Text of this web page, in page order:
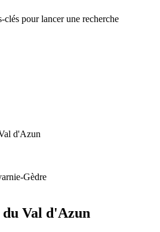
pour lancer une recherche
d'Azun
Gèdre
du Val d'Azun